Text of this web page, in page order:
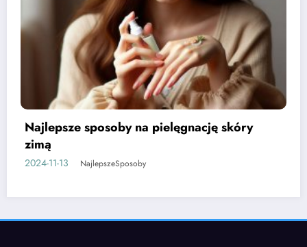
Najlepsze sposoby na bolące stawy